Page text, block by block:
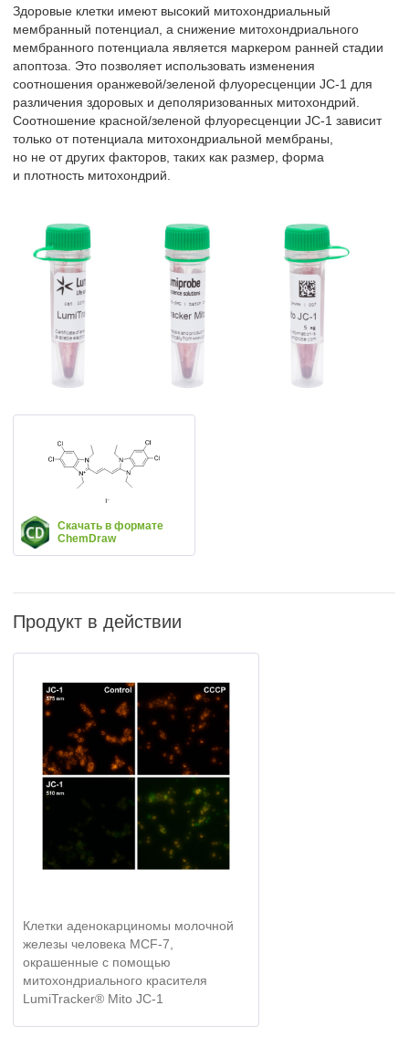
Здоровые клетки имеют высокий митохондриальный
мембранный потенциал, а снижение митохондриального
мембранного потенциала является маркером ранней стадии
апоптоза. Это позволяет использовать изменения
соотношения оранжевой/зеленой флуоресценции JC-1 для
различения здоровых и деполяризованных митохондрий.
Соотношение красной/зеленой флуоресценции JC-1 зависит
только от потенциала митохондриальной мембраны,
но не от других факторов, таких как размер, форма
и плотность митохондрий.
Скачать в формате
ChemDraw
Продукт в действии
Клетки аденокарциномы молочной
железы человека MCF-7,
окрашенные с помощью
митохондриального красителя
LumiTracker® Mito JC-1